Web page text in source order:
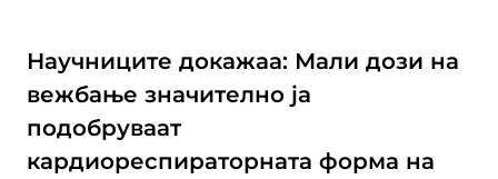
Научниците докажаа: Мали дози на
вежбање значително ја
подобруваат
кардиореспираторната форма на